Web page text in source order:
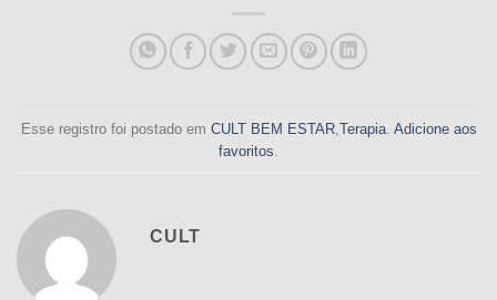
Esse registro foi postado em CULT BEM ESTAR,Terapia. Adicione aos
favoritos.
CULT